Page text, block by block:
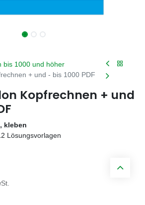
bis 1000 und höher
+ und - bis 1000 PDF
Kopfrechnen + und
kleben
Lösungsvorlagen